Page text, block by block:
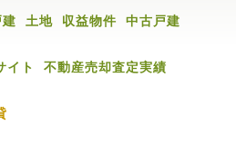
土地 収益物件
中古戸建
イト
不動産売却査定実績